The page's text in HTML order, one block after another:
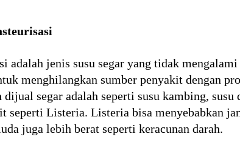
adalah jenis susu segar yang tidak
menghilangkan sumber penyakit dengan
segar adalah seperti susu kambing, susu
seperti Listeria. Listeria bisa menyebabkan
juga lebih berat seperti keracunan darah.